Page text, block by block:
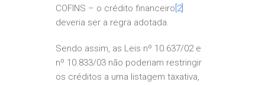
COFINS – o crédito financeiro [2]
deveria ser a regra adotada.
Sendo assim, as Leis nº 10.637/02 e
nº 10.833/03 não poderiam restringir
os créditos a uma listagem taxativa,